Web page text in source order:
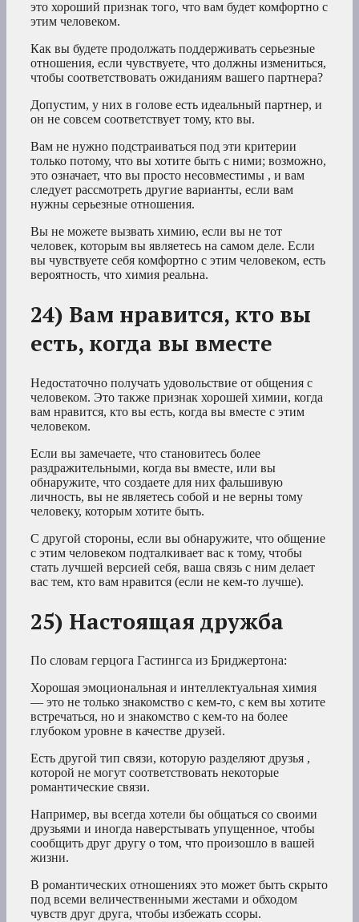
это хороший признак того, что вам будет комфортно с
этим человеком.
Как вы будете продолжать поддерживать серьезные
отношения, если чувствуете, что должны измениться,
чтобы соответствовать ожиданиям вашего партнера?
Допустим, у них в голове есть идеальный партнер, и
он не совсем соответствует тому, кто вы.
Вам не нужно подстраиваться под эти критерии
только потому, что вы хотите быть с ними; возможно,
это означает, что вы просто несовместимы , и вам
следует рассмотреть другие варианты, если вам
нужны серьезные отношения.
Вы не можете вызвать химию, если вы не тот
человек, которым вы являетесь на самом деле. Если
вы чувствуете себя комфортно с этим человеком, есть
вероятность, что химия реальна.
24) Вам нравится, кто вы
есть, когда вы вместе
Недостаточно получать удовольствие от общения с
человеком. Это также признак хорошей химии, когда
вам нравится, кто вы есть, когда вы вместе с этим
человеком.
Если вы замечаете, что становитесь более
раздражительными, когда вы вместе, или вы
обнаружите, что создаете для них фальшивую
личность, вы не являетесь собой и не верны тому
человеку, которым хотите быть.
С другой стороны, если вы обнаружите, что общение
с этим человеком подталкивает вас к тому, чтобы
стать лучшей версией себя, ваша связь с ним делает
вас тем, кто вам нравится (если не кем-то лучше).
25) Настоящая дружба
По словам герцога Гастингса из Бриджертона:
Хорошая эмоциональная и интеллектуальная химия
— это не только знакомство с кем-то, с кем вы хотите
встречаться, но и знакомство с кем-то на более
глубоком уровне в качестве друзей.
Есть другой тип связи, которую разделяют друзья ,
которой не могут соответствовать некоторые
романтические связи.
Например, вы всегда хотели бы общаться со своими
друзьями и иногда наверстывать упущенное, чтобы
сообщить друг другу о том, что произошло в вашей
жизни.
В романтических отношениях это может быть скрыто
под всеми величественными жестами и обходом
чувств друг друга, чтобы избежать ссоры.